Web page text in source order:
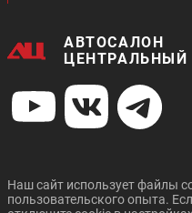
АВТОСАЛОН
ЦЕНТРАЛЬНЫЙ
Наш сайт использует файлы
пользовательского опыта.